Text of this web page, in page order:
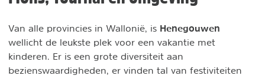
Van alle provincies in Wallonië, is Henegouwen
wellicht de leukste plek voor een vakantie met
kinderen. Er is een grote diversiteit aan
bezienswaardigheden, er vinden tal van festiviteiten